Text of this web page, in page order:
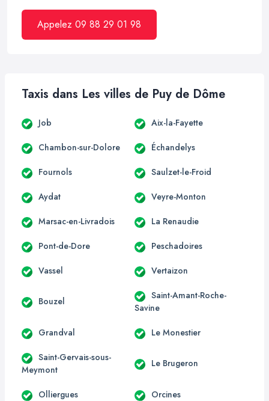
Appelez 09 88 29 01 98
Taxis dans Les villes de Puy de Dôme
Job Aix-la-Fayette
Chambon-sur-Dolore Échandelys
Fournols Saulzet-le-Froid
Aydat Veyre-Monton
Marsac-en-Livradois La Renaudie
Pont-de-Dore Peschadoires
Vassel Vertaizon
Bouzel
Saint-Amant-Roche-
Savine
Grandval Le Monestier
Saint-Gervais-sous-
Meymont
Le Brugeron
Olliergues Orcines